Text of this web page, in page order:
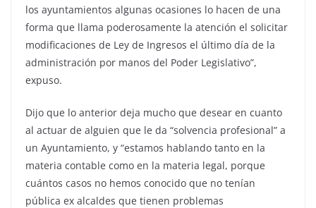
los ayuntamientos algunas ocasiones lo hacen de una
forma que llama poderosamente la atención el solicitar
modificaciones de Ley de Ingresos el último día de la
administración por manos del Poder Legislativo”,
expuso.
Dijo que lo anterior deja mucho que desear en cuanto
al actuar de alguien que le da “solvencia profesional” a
un Ayuntamiento, y “estamos hablando tanto en la
materia contable como en la materia legal, porque
cuántos casos no hemos conocido que no tenían
pública ex alcaldes que tienen problemas